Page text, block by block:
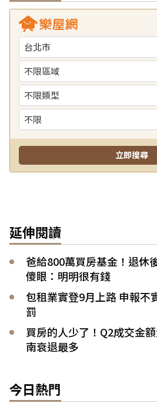
延伸閱讀
爸給800萬買房基金！退休
傻眼：明明很有錢
包租業實登9月上路 申報不實最重罰5萬 可按次開
罰
買房的人少了！Q2成交金
南衰退最多
今日熱門